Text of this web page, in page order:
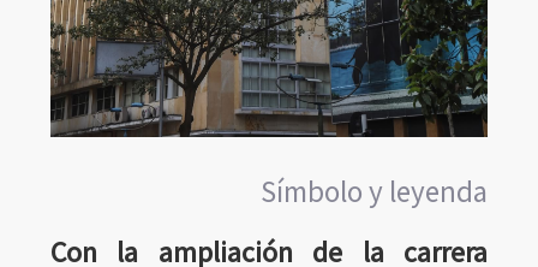
Símbolo y leyenda
Con la ampliación de la carrera